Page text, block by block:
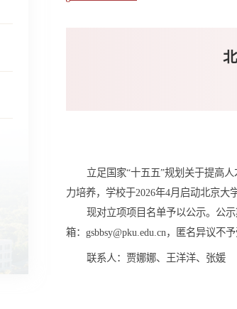
立足国家“十五五”规划关于提高
力培养，学校于2026年4月启动北京大
现对立项项目名单予以公示。公
箱：gsbbsy@pku.edu.cn，匿名异议不予
联系人：贾娜娜、王洋洋、张媛